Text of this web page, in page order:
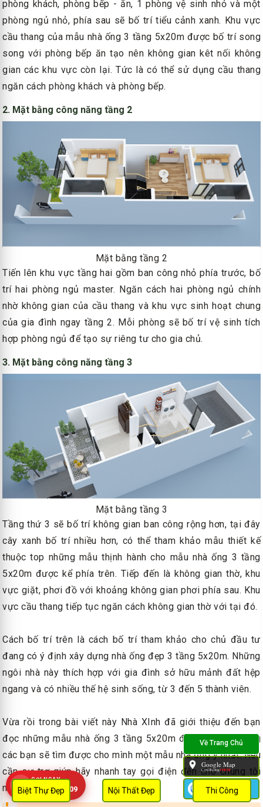
phòng khách, phòng bếp - ăn, 1 phòng vệ sinh nhỏ và một
phòng ngủ nhỏ, phía sau sẽ bố trí tiểu cảnh xanh. Khu vực
cầu thang của mẫu nhà ống 3 tầng 5x20m được bố trí song
song với phòng bếp ăn tạo nên không gian kêt nối không
gian các khu vực còn lại. Tức là có thể sử dụng cầu thang
ngăn cách phòng khách và phòng bếp.
2. Mặt bằng công năng tầng 2
Mặt bằng tầng 2
Tiến lên khu vực tầng hai gồm ban công nhỏ phía trước, bố
trí hai phòng ngủ master. Ngăn cách hai phòng ngủ chính
nhờ không gian của cầu thang và khu vực sinh hoạt chung
của gia đình ngay tầng 2. Mỗi phòng sẽ bố trí vệ sinh tích
hợp phòng ngủ để tạo sự riêng tư cho gia chủ.
3. Mặt bằng công năng tầng 3
Mặt bằng tầng 3
Tầng thứ 3 sẽ bố trí không gian ban công rộng hơn, tại đây
cây xanh bố trí nhiều hơn, có thể tham khảo mẫu thiết kế
thuộc top những mẫu thịnh hành cho mẫu nhà ống 3 tầng
5x20m được kể phía trên. Tiếp đến là không gian thờ, khu
vực giặt, phơi đồ với khoảng không gian phơi phía sau. Khu
vực cầu thang tiếp tục ngăn cách không gian thờ với tại đó.
Cách bố trí trên là cách bố trí tham khảo cho chủ đầu tư
đang có ý định xây dựng nhà ống đẹp 3 tầng 5x20m. Những
ngôi nhà này thích hợp với gia đình sở hữu mảnh đất hệp
ngang và có nhiều thế hệ sinh sống, từ 3 đến 5 thành viên.
Vừa rồi trong bài viết này Nhà XInh đã giới thiệu đến bạn
đọc những mẫu nhà ống 3 tầng 5x20m đẹp nhất. Hy vọng
các bạn sẽ tìm được cho mình một mẫu nhà ưng ý nhất. Nếu
cần sự trợ giúp hãy nhanh tay gọi điện đến cho chúng tôi
nhé!Biệt Thự Đẹp Nội Thất Đẹp Thi Công
Google Map
L.chỉ đường:134734
Zalo
GỌI NGAY
0909 452 109